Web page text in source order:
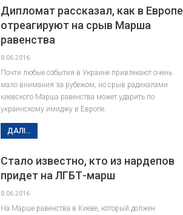
Дипломат рассказал, как в Европе
отреагируют на срыв Марша
равенства
8.06.2016
Почти любые события в Украине привлекают очень
мало внимания за рубежом, но срыв радикалами
киевского Марша равенства может ударить по
украинскому имиджу в Европе.
ДАЛІ...
Стало известно, кто из нардепов
придет на ЛГБТ-марш
8.06.2016
На Марше равенства в Киеве, который должен